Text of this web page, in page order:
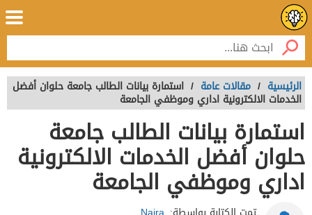
الرئيسية / مقالات عامة / استمارة بيانات الطالب جامعة حلوان أفضل
الخدمات الالكترونية اداري وموظفي الجامعة
استمارة بيانات الطالب جامعة
حلوان أفضل الخدمات الالكترونية
اداري وموظفي الجامعة